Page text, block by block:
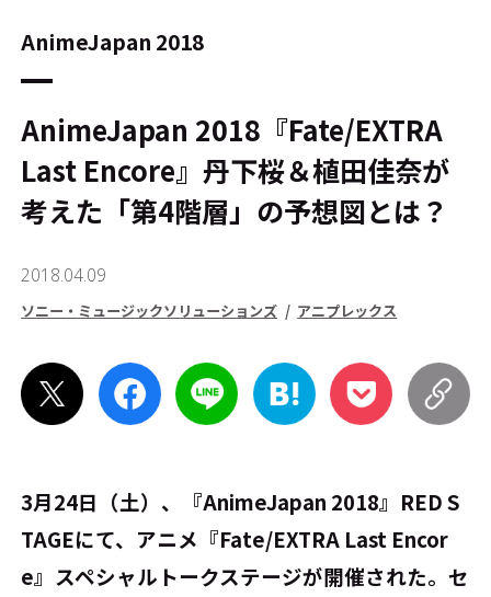
AnimeJapan 2018
AnimeJapan 2018『Fate/EXTRA
Last Encore』丹下桜＆植田佳奈が
考えた「第4階層」の予想図とは？
2018.04.09
ソニー・ミュージックソリューションズ アニプレックス
3月24日（土）、『AnimeJapan 2018』RED S
TAGEにて、アニメ『Fate/EXTRA Last Encor
e』スペシャルトークステージが開催された。セ